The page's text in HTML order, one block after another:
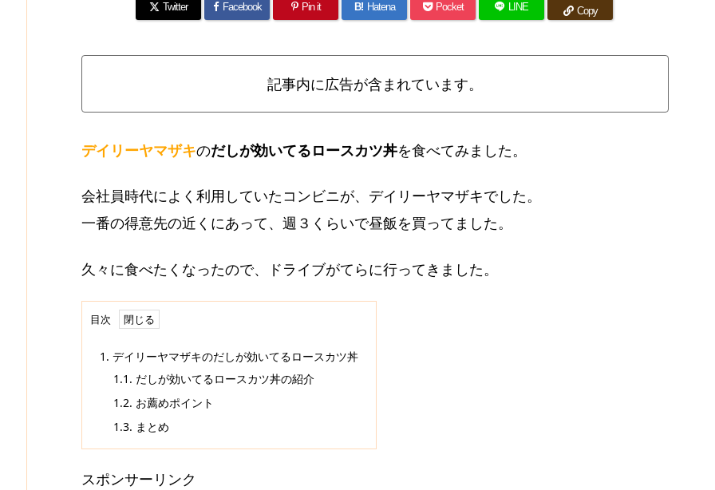
Twitter Facebook Pin it B! Hatena Pocket LINE Copy
記事内に広告が含まれています。
デイリーヤマザキのだしが効いてるロースカツ丼を食べてみました。
会社員時代によく利用していたコンビニが、デイリーヤマザキでした。
一番の得意先の近くにあって、週３くらいで昼飯を買ってました。
久々に食べたくなったので、ドライブがてらに行ってきました。
目次
1. デイリーヤマザキのだしが効いてるロースカツ丼
1.1. だしが効いてるロースカツ丼の紹介
1.2. お薦めポイント
1.3. まとめ
スポンサーリンク